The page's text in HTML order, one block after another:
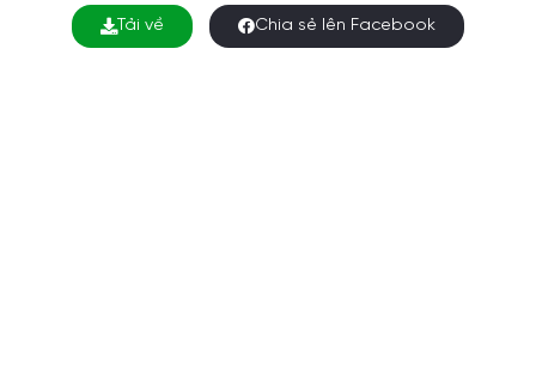
Tải về Chia sẻ lên Facebook